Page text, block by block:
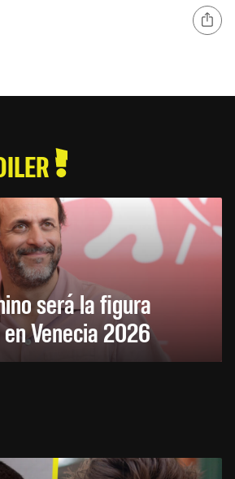
será la figura
Venecia 2026